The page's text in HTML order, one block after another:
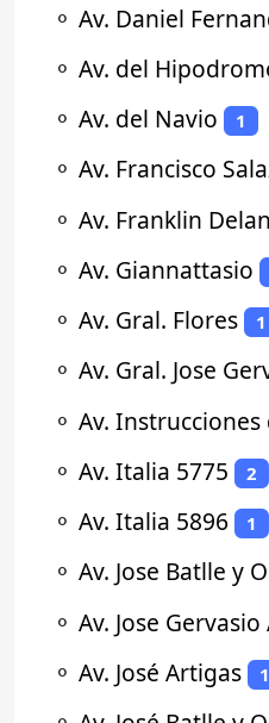
⚬ Av. Daniel
⚬ Av. del
⚬ Av. del Navio 1
⚬ Av. Francisco
⚬ Av. Franklin
⚬ Av. Giannattasio
⚬ Av. Gral. Flores 1
⚬ Av. Gral. Jose
⚬ Av. Instrucciones
⚬ Av. Italia 5775 2
⚬ Av. Italia 5896 1
⚬ Av. Jose Batlle y
⚬ Av. Jose
⚬ Av. José Artigas 1